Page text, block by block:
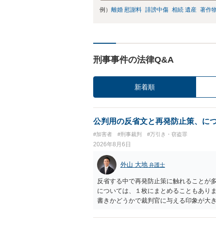
例） 離婚 慰謝料 誹謗中傷 相続 遺産 著作
刑事事件の法律Q&A
新着順
公判用の反省文と再発防止策、に
#加害者 #刑事裁判 #万引き・窃盗罪
2026年8月6日
外山 大地 弁護士
反省する中で再発防止策に触れることが
については、１枚にまとめることもあり
書きかどうかで裁判官に与える印象が大